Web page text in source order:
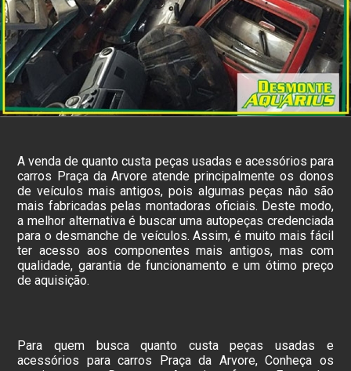
A venda de quanto custa peças usadas e acessórios para
carros Praça da Arvore atende principalmente os donos
de veículos mais antigos, pois algumas peças não são
mais fabricadas pelas montadoras oficiais. Deste modo,
a melhor alternativa é buscar uma autopeças credenciada
para o desmanche de veículos. Assim, é muito mais fácil
ter acesso aos componentes mais antigos, mas com
qualidade, garantia de funcionamento e um ótimo preço
de aquisição.
Para quem busca quanto custa peças usadas e
acessórios para carros Praça da Arvore, Conheça os